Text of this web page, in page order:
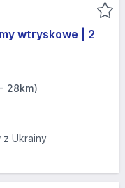
wtryskowe | 2
28km)
z Ukrainy